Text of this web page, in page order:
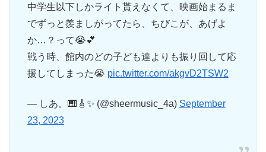
中学生以下しかライト貰えなくて、映画始まるま
でずっと羨ましがってたら、ちびこが、あげよ
か…？って😭💕
戦う時、館内のどの子ども達よりも振り回して応
援してしまった😭 pic.twitter.com/akgvD2TSW2
— しあ。🎹🎸✨ (@sheermusic_4a) September
23, 2023